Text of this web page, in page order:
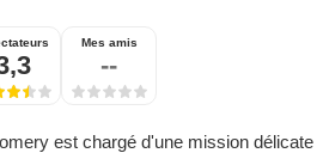
Mes amis
--
est chargé d'une mission délicate